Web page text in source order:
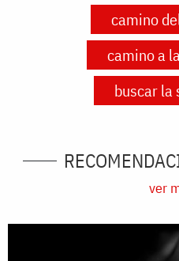
camino
camino a
buscar la
ver